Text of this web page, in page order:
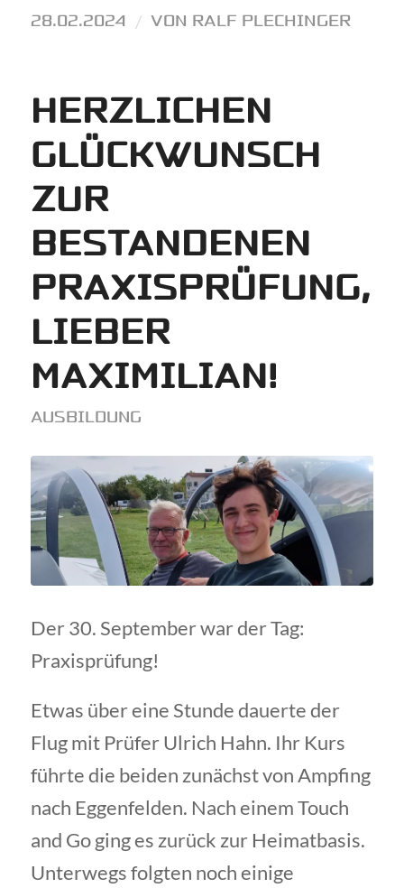
28.02.2024 / VON RALF PLECHINGER
HERZLICHEN
GLÜCKWUNSCH
ZUR
BESTANDENEN
PRAXISPRÜFUNG,
LIEBER
MAXIMILIAN!
AUSBILDUNG
Der 30. September war der Tag:
Praxisprüfung!
Etwas über eine Stunde dauerte der
Flug mit Prüfer Ulrich Hahn. Ihr Kurs
führte die beiden zunächst von Ampfing
nach Eggenfelden. Nach einem Touch
and Go ging es zurück zur Heimatbasis.
Unterwegs folgten noch einige